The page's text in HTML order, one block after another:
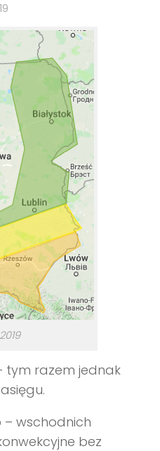
tym razem jednak
– wschodnich
bez